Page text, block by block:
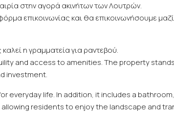
στην αγορά ακινήτων των Λουτρών.
επικοινωνίας και θα επικοινωνήσουμε
η γραμματεία για ραντεβού.
and access to amenities. The property
investment.
everyday life. In addition, it includes a
residents to enjoy the landscape and